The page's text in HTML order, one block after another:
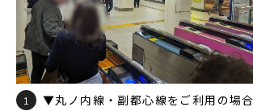
1
▼丸ノ内線・副都心線をご利用の場合